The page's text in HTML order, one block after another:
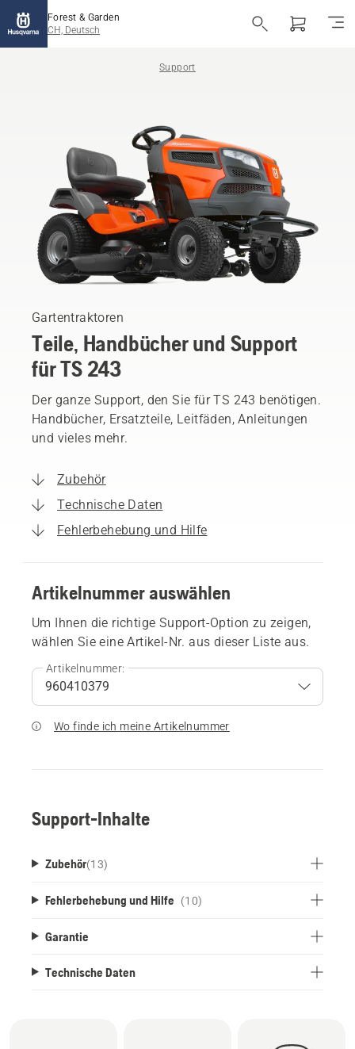
Forest & Garden
CH, Deutsch
Support
Gartentraktoren
Teile, Handbücher und Support
für TS 243
Der ganze Support, den Sie für TS 243 benötigen.
Handbücher, Ersatzteile, Leitfäden, Anleitungen
und vieles mehr.
Zubehör
Technische Daten
Fehlerbehebung und Hilfe
Artikelnummer auswählen
Um Ihnen die richtige Support-Option zu zeigen,
wählen Sie eine Artikel-Nr. aus dieser Liste aus.
Artikelnummer:
Wo finde ich meine Artikelnummer
Support-Inhalte
Zubehör(13)
Fehlerbehebung und Hilfe (10)
Garantie
Technische Daten